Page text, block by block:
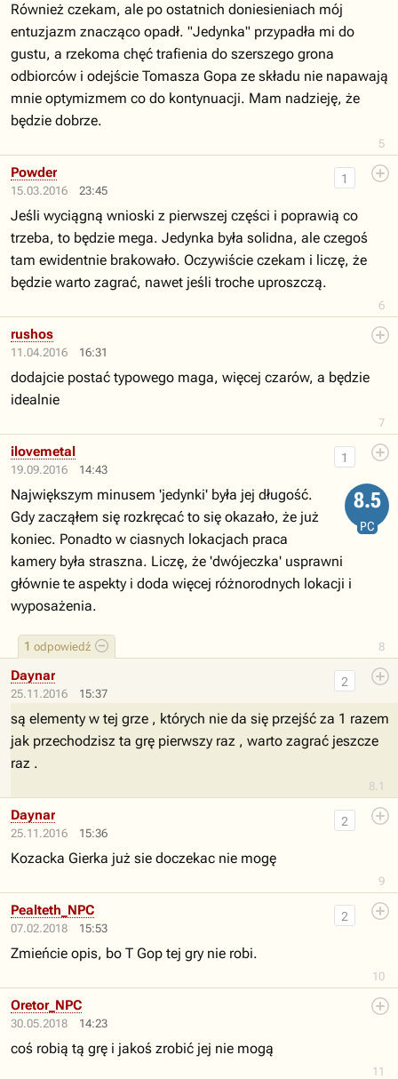
5
Również czekam, ale po ostatnich doniesieniach mój
entuzjazm znacząco opadł. "Jedynka" przypadła mi do
gustu, a rzekoma chęć trafienia do szerszego grona
odbiorców i odejście Tomasza Gopa ze składu nie napawają
mnie optymizmem co do kontynuacji. Mam nadzieję, że
będzie dobrze.
15.03.2016 23:45
6
1
Powder
Jeśli wyciągną wnioski z pierwszej części i poprawią co
trzeba, to będzie mega. Jedynka była solidna, ale czegoś
tam ewidentnie brakowało. Oczywiście czekam i liczę, że
będzie warto zagrać, nawet jeśli troche uproszczą.
11.04.2016 16:31
7
rushos
dodajcie postać typowego maga, więcej czarów, a będzie
idealnie
19.09.2016 14:43
8
1
1 odpowiedź
ilovemetal
8.5
PC
Największym minusem 'jedynki' była jej długość.
Gdy zacząłem się rozkręcać to się okazało, że już
koniec. Ponadto w ciasnych lokacjach praca
kamery była straszna. Liczę, że 'dwójeczka' usprawni
głównie te aspekty i doda więcej różnorodnych lokacji i
wyposażenia.
25.11.2016 15:37
8.1
2
Daynar
są elementy w tej grze , których nie da się przejść za 1 razem
jak przechodzisz ta grę pierwszy raz , warto zagrać jeszcze
raz .
25.11.2016 15:36
9
2
Daynar
Kozacka Gierka już sie doczekac nie mogę
07.02.2018 15:53
10
2
Pealteth_NPC
Zmieńcie opis, bo T Gop tej gry nie robi.
30.05.2018 14:23
11
Oretor_NPC
coś robią tą grę i jakoś zrobić jej nie mogą